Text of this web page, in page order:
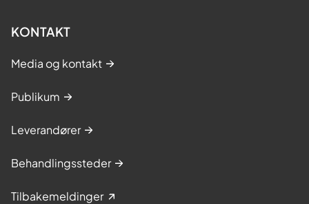
KONTAKT
Media og kontakt
Publikum
Leverandører
Behandlingssteder
Tilbakemeldinger